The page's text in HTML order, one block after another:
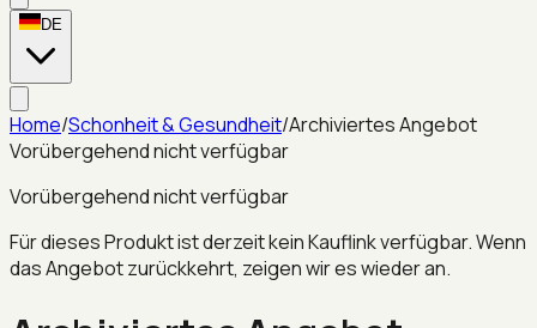
DE
Home/Schonheit & Gesundheit/Archiviertes Angebot
Vorübergehend nicht verfügbar
Vorübergehend nicht verfügbar
Für dieses Produkt ist derzeit kein Kauflink verfügbar. Wenn
das Angebot zurückkehrt, zeigen wir es wieder an.